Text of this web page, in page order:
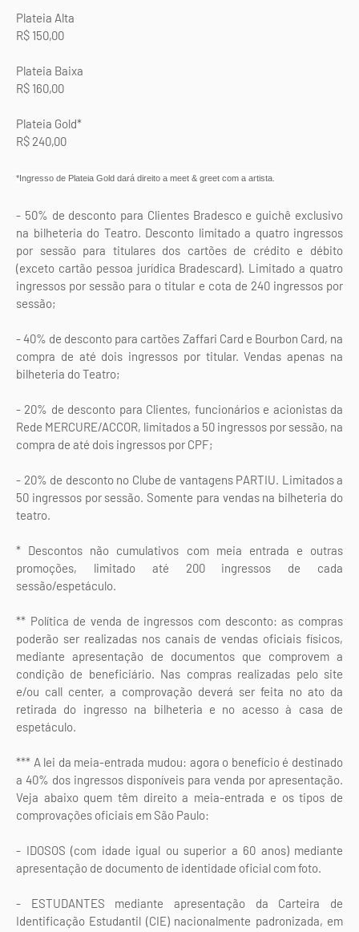
Plateia Alta
R$ 150,00
Plateia Baixa
R$ 160,00
Plateia Gold*
R$ 240,00
*Ingresso de Plateia Gold dará direito a meet & greet com a artista.
- 50% de desconto para Clientes Bradesco e guichê exclusivo
na bilheteria do Teatro. Desconto limitado a quatro ingressos
por sessão para titulares dos cartões de crédito e débito
(exceto cartão pessoa jurídica Bradescard). Limitado a quatro
ingressos por sessão para o titular e cota de 240 ingressos por
sessão;
- 40% de desconto para cartões Zaffari Card e Bourbon Card, na
compra de até dois ingressos por titular. Vendas apenas na
bilheteria do Teatro;
- 20% de desconto para Clientes, funcionários e acionistas da
Rede MERCURE/ACCOR, limitados a 50 ingressos por sessão, na
compra de até dois ingressos por CPF;
- 20% de desconto no Clube de vantagens PARTIU. Limitados a
50 ingressos por sessão. Somente para vendas na bilheteria do
teatro.
* Descontos não cumulativos com meia entrada e outras
promoções, limitado até 200 ingressos de cada
sessão/espetáculo.
** Política de venda de ingressos com desconto: as compras
poderão ser realizadas nos canais de vendas oficiais físicos,
mediante apresentação de documentos que comprovem a
condição de beneficiário. Nas compras realizadas pelo site
e/ou call center, a comprovação deverá ser feita no ato da
retirada do ingresso na bilheteria e no acesso à casa de
espetáculo.
*** A lei da meia-entrada mudou: agora o benefício é destinado
a 40% dos ingressos disponíveis para venda por apresentação.
Veja abaixo quem têm direito a meia-entrada e os tipos de
comprovações oficiais em São Paulo:
- IDOSOS (com idade igual ou superior a 60 anos) mediante
apresentação de documento de identidade oficial com foto.
- ESTUDANTES mediante apresentação da Carteira de
Identificação Estudantil (CIE) nacionalmente padronizada, em